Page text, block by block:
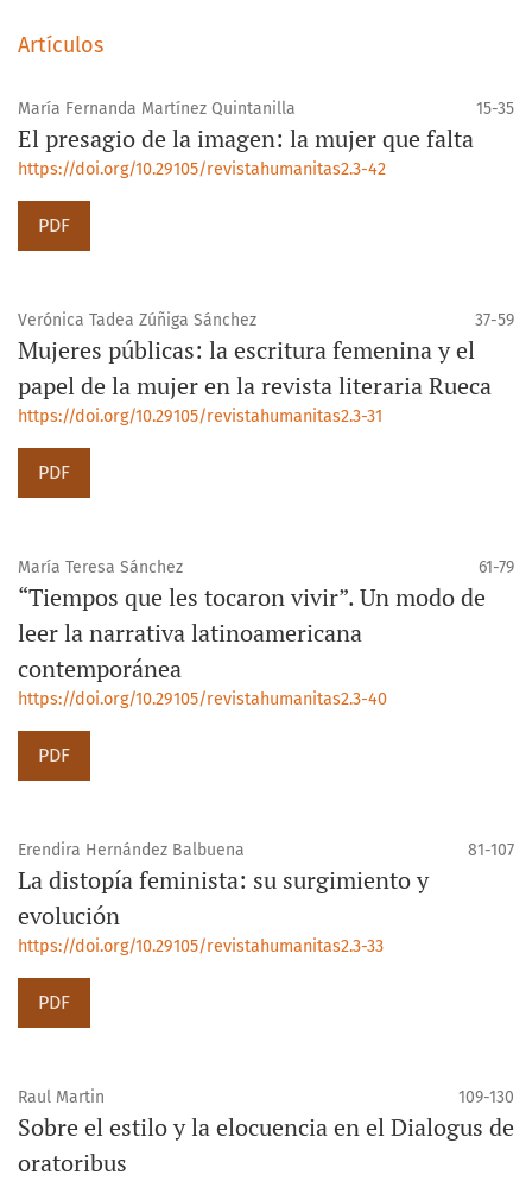
Artículos
María Fernanda Martínez Quintanilla 15-35
El presagio de la imagen: la mujer que falta
https://doi.org/10.29105/revistahumanitas2.3-42
PDF
Verónica Tadea Zúñiga Sánchez 37-59
Mujeres públicas: la escritura femenina y el
papel de la mujer en la revista literaria Rueca
https://doi.org/10.29105/revistahumanitas2.3-31
PDF
María Teresa Sánchez 61-79
“Tiempos que les tocaron vivir”. Un modo de
leer la narrativa latinoamericana
contemporánea
https://doi.org/10.29105/revistahumanitas2.3-40
PDF
Erendira Hernández Balbuena 81-107
La distopía feminista: su surgimiento y
evolución
https://doi.org/10.29105/revistahumanitas2.3-33
PDF
Raul Martin 109-130
Sobre el estilo y la elocuencia en el Dialogus de
oratoribus